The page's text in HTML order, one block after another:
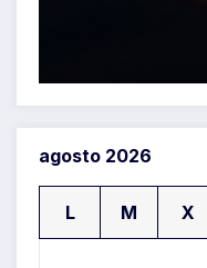
agosto 2026
L M X